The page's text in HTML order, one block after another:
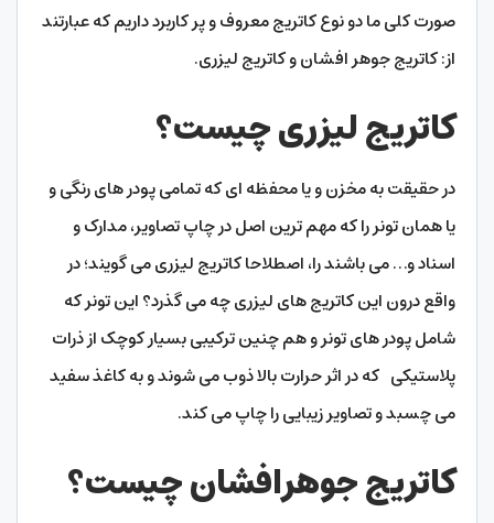
صورت کلی ما دو نوع کاتریج معروف و پر کاربرد داریم که عبارتند
از: کاتریج جوهر افشان و کاتریج لیزری.
کاتریج لیزری چیست؟
در حقیقت به مخزن و یا محفظه ای که تمامی پودر های رنگی و
یا همان تونر را که مهم ترین اصل در چاپ تصاویر، مدارک و
اسناد و… می باشند را، اصطلاحا کاتریج لیزری می گویند؛ در
واقع درون این کاتریج های لیزری چه می گذرد؟ این تونر که
شامل پودر های تونر و هم چنین ترکیبی بسیار کوچک از ذرات
پلاستیکی که در اثر حرارت بالا ذوب می شوند و به کاغذ سفید
می چسبد و تصاویر زیبایی را چاپ می کند.
کاتریج جوهرافشان چیست؟